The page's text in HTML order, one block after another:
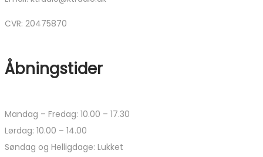
CVR: 20475870
Åbningstider
Mandag – Fredag: 10.00 – 17.30
Lørdag: 10.00 – 14.00
Søndag og Helligdage: Lukket